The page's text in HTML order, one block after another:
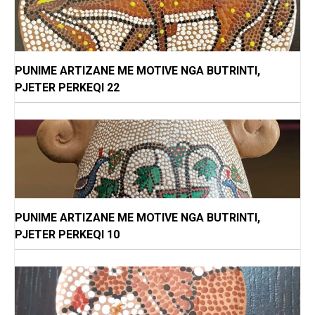
PUNIME ARTIZANE ME MOTIVE NGA BUTRINTI,
PJETER PERKEQI 22
PUNIME ARTIZANE ME MOTIVE NGA BUTRINTI,
PJETER PERKEQI 10